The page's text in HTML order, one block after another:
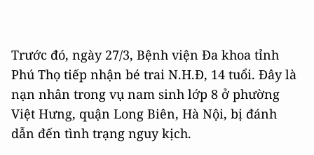
Trước đó, ngày 27/3, Bệnh viện Đa khoa tỉnh
Phú Thọ tiếp nhận bé trai N.H.Đ, 14 tuổi. Đây là
nạn nhân trong vụ nam sinh lớp 8 ở phường
Việt Hưng, quận Long Biên, Hà Nội, bị đánh
dẫn đến tình trạng nguy kịch.